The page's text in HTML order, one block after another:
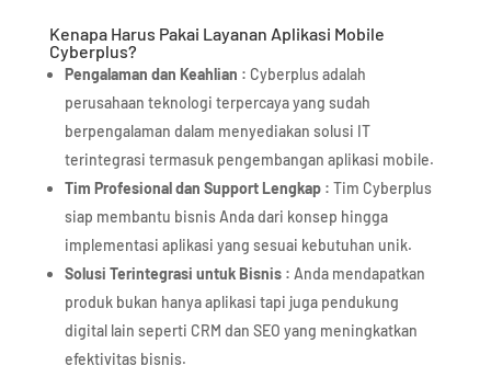
Kenapa Harus Pakai Layanan Aplikasi Mobile
Cyberplus?
Pengalaman dan Keahlian : Cyberplus adalah
perusahaan teknologi terpercaya yang sudah
berpengalaman dalam menyediakan solusi IT
terintegrasi termasuk pengembangan aplikasi mobile.
Tim Profesional dan Support Lengkap : Tim Cyberplus
siap membantu bisnis Anda dari konsep hingga
implementasi aplikasi yang sesuai kebutuhan unik.
Solusi Terintegrasi untuk Bisnis : Anda mendapatkan
produk bukan hanya aplikasi tapi juga pendukung
digital lain seperti CRM dan SEO yang meningkatkan
efektivitas bisnis.